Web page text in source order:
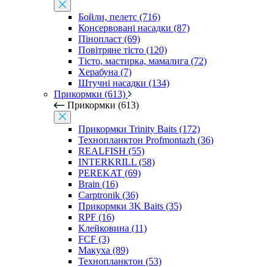
Бойли, пелетс (716)
Консервовані насадки (87)
Пінопласт (69)
Повітряне тісто (120)
Тісто, мастирка, мамалига (72)
Херабуна (7)
Штучні насадки (134)
Прикормки (613)
Прикормки (613)
Прикормки Trinity Baits (172)
Технопланктон Profmontazh (36)
REALFISH (55)
INTERKRILL (58)
PEREKAT (69)
Brain (16)
Carptronik (36)
Прикормки 3K Baits (35)
RPF (16)
Клейковина (11)
FCF (3)
Макуха (89)
Технопланктон (53)